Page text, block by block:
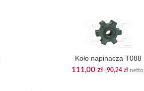
Koło napinacza T088
111,00 zł (90,24 zł